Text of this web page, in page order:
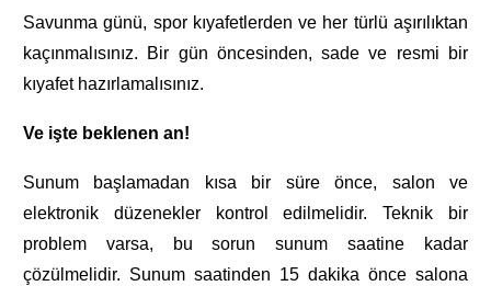
Savunma günü, spor kıyafetlerden ve her türlü aşırılıktan
kaçınmalısınız. Bir gün öncesinden, sade ve resmi bir
kıyafet hazırlamalısınız.
Ve işte beklenen an!
Sunum başlamadan kısa bir süre önce, salon ve
elektronik düzenekler kontrol edilmelidir. Teknik bir
problem varsa, bu sorun sunum saatine kadar
çözülmelidir. Sunum saatinden 15 dakika önce salona